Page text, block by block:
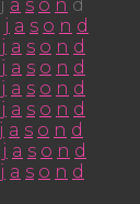
j a s o n d
j a s o n d
j a s o n d
j a s o n d
j a s o n d
j a s o n d
j a s o n d
j a s o n d
j a s o n d